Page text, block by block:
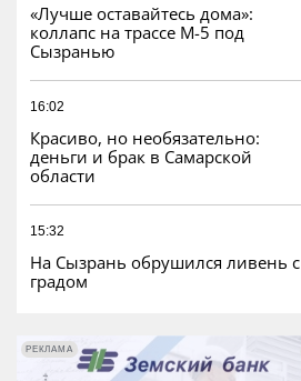
«Лучше оставайтесь дома»:
коллапс на трассе М-5 под
Сызранью
16:02
Красиво, но необязательно:
деньги и брак в Самарской
области
15:32
На Сызрань обрушился ливень с
градом
РЕКЛАМА
РЕКЛАМА